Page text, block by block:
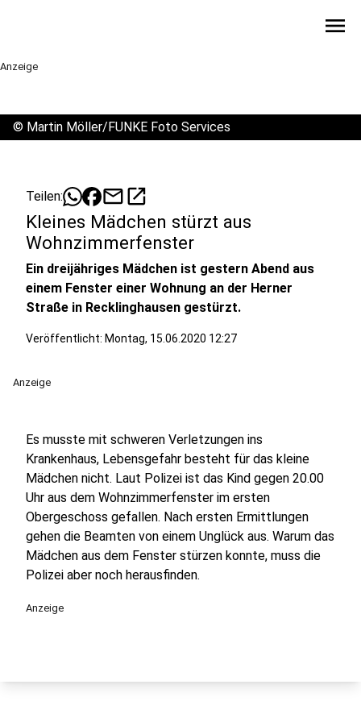
menu
Anzeige
© Martin Möller/FUNKE Foto Services
Teilen: mailopen_in_new
Kleines Mädchen stürzt aus
Wohnzimmerfenster
Ein dreijähriges Mädchen ist gestern Abend aus
einem Fenster einer Wohnung an der Herner
Straße in Recklinghausen gestürzt.
Veröffentlicht: Montag, 15.06.2020 12:27
Anzeige
Es musste mit schweren Verletzungen ins
Krankenhaus, Lebensgefahr besteht für das kleine
Mädchen nicht. Laut Polizei ist das Kind gegen 20.00
Uhr aus dem Wohnzimmerfenster im ersten
Obergeschoss gefallen. Nach ersten Ermittlungen
gehen die Beamten von einem Unglück aus. Warum das
Mädchen aus dem Fenster stürzen konnte, muss die
Polizei aber noch herausfinden.
Anzeige